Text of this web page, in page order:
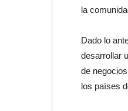
la
Dado lo
desarrollar
de
los países